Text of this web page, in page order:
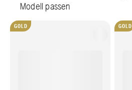
Modell passen
GOLD GOLD